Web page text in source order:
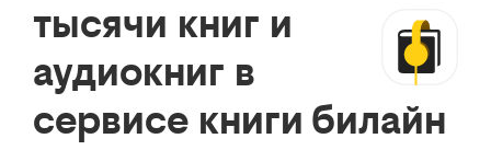
тысячи книг и
аудиокниг в
сервисе книги билайн